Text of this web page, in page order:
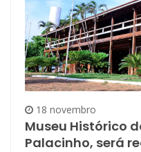
18 novembro
Museu Histórico
Palacinho, será